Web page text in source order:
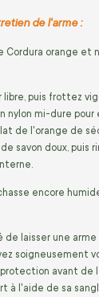
de l'arme :
orange et
libre, puis frottez
nylon mi-dure pour
de l'orange de
savon doux, puis
encore
laisser une
soigneusement
avant de
à l'aide de sa